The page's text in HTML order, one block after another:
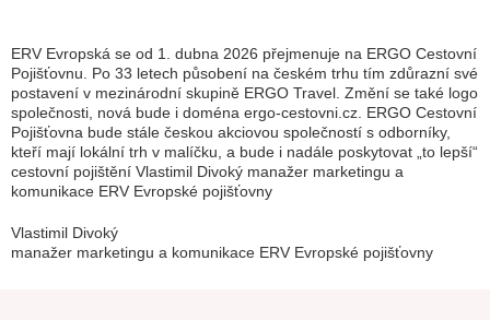
ERV Evropská se od 1. dubna 2026 přejmenuje na ERGO Cestovní
Pojišťovnu. Po 33 letech působení na českém trhu tím zdůrazní své
postavení v mezinárodní skupině ERGO Travel. Změní se také logo
společnosti, nová bude i doména ergo-cestovni.cz. ERGO Cestovní
Pojišťovna bude stále českou akciovou společností s odborníky,
kteří mají lokální trh v malíčku, a bude i nadále poskytovat „to lepší“
cestovní pojištění Vlastimil Divoký manažer marketingu a
komunikace ERV Evropské pojišťovny
Vlastimil Divoký
manažer marketingu a komunikace ERV Evropské pojišťovny